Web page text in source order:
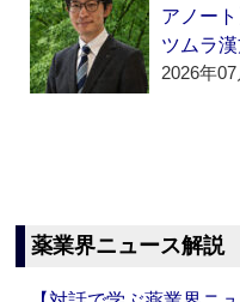
アノー
ツムラ
2026年
薬業界ニュース解説